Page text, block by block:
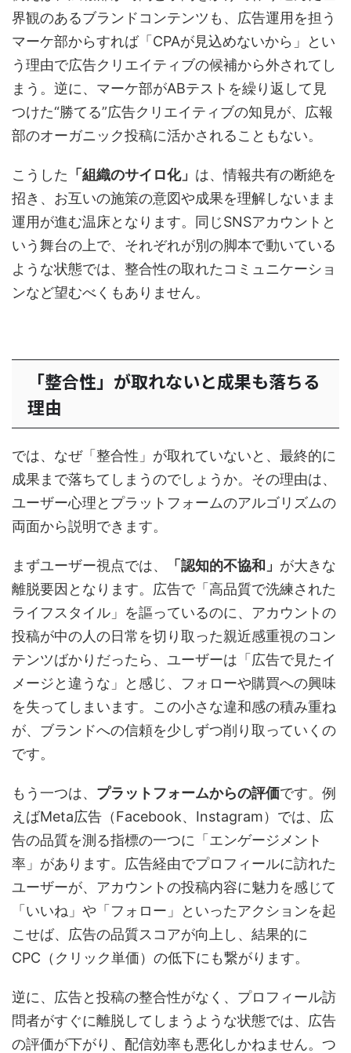
界観のあるブランドコンテンツも、広告運用を担う
マーケ部からすれば「CPAが見込めないから」とい
う理由で広告クリエイティブの候補から外されてし
まう。逆に、マーケ部がABテストを繰り返して見
つけた“勝てる”広告クリエイティブの知見が、広報
部のオーガニック投稿に活かされることもない。
こうした 「組織のサイロ化」 は、情報共有の断絶を
招き、お互いの施策の意図や成果を理解しないまま
運用が進む温床となります。同じSNSアカウントと
いう舞台の上で、それぞれが別の脚本で動いている
ような状態では、整合性の取れたコミュニケーショ
ンなど望むべくもありません。
「整合性」が取れないと成果も落ちる
理由
では、なぜ「整合性」が取れていないと、最終的に
成果まで落ちてしまうのでしょうか。その理由は、
ユーザー心理とプラットフォームのアルゴリズムの
両面から説明できます。
まずユーザー視点では、 「認知的不協和」 が大きな
離脱要因となります。広告で「高品質で洗練された
ライフスタイル」を謳っているのに、アカウントの
投稿が中の人の日常を切り取った親近感重視のコン
テンツばかりだったら、ユーザーは「広告で見たイ
メージと違うな」と感じ、フォローや購買への興味
を失ってしまいます。この小さな違和感の積み重ね
が、ブランドへの信頼を少しずつ削り取っていくの
です。
もう一つは、 プラットフォームからの評価です。例
えばMeta広告（Facebook、Instagram）では、広
告の品質を測る指標の一つに「エンゲージメント
率」があります。広告経由でプロフィールに訪れた
ユーザーが、アカウントの投稿内容に魅力を感じて
「いいね」や「フォロー」といったアクションを起
こせば、広告の品質スコアが向上し、結果的に
CPC（クリック単価）の低下にも繋がります。
逆に、広告と投稿の整合性がなく、プロフィール訪
問者がすぐに離脱してしまうような状態では、広告
の評価が下がり、配信効率も悪化しかねません。つ